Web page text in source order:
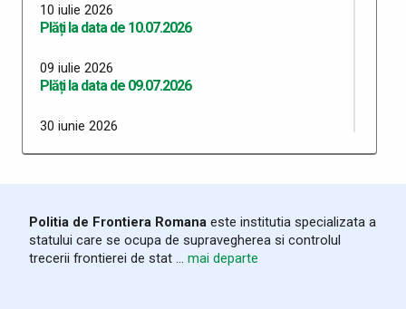
10 iulie 2026
Plăți la data de 10.07.2026
09 iulie 2026
Plăți la data de 09.07.2026
30 iunie 2026
26 iunie 2026
Plăți 26.06.2026
Politia de Frontiera Romana este institutia specializata a
statului care se ocupa de supravegherea si controlul
trecerii frontierei de stat ... mai departe